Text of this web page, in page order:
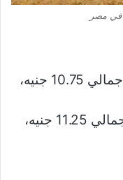
في مصر
الاستلام من المنفذ: السعر الإجمالي 10.75 جنيه،
الاستلام والتوصيل: السعر الإجمالي 11.25 جنيه،